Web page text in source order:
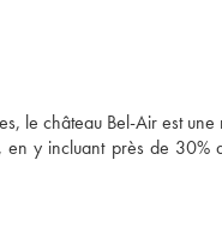
le château Bel-Air est
y incluant près de